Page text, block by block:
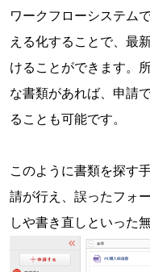
ワークフローシステム
える化することで、最
けることができます。
な書類があれば、申請
ることも可能です。
このように書類を探す
請が行え、誤ったフォ
しや書き直しといった